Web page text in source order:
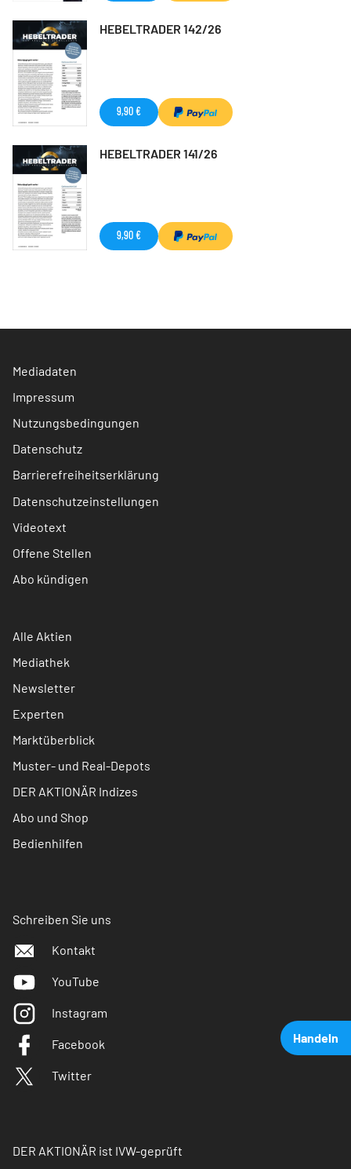
Handeln
HEBELTRADER 142/26
9,90 €
HEBELTRADER 141/26
9,90 €
Mediadaten
Impressum
Nutzungsbedingungen
Datenschutz
Barrierefreiheitserklärung
Datenschutzeinstellungen
Videotext
Offene Stellen
Abo kündigen
Alle Aktien
Mediathek
Newsletter
Experten
Marktüberblick
Muster- und Real-Depots
DER AKTIONÄR Indizes
Abo und Shop
Bedienhilfen
Schreiben Sie uns
Kontakt
YouTube
Instagram
Facebook
Twitter
DER AKTIONÄR ist IVW-geprüft